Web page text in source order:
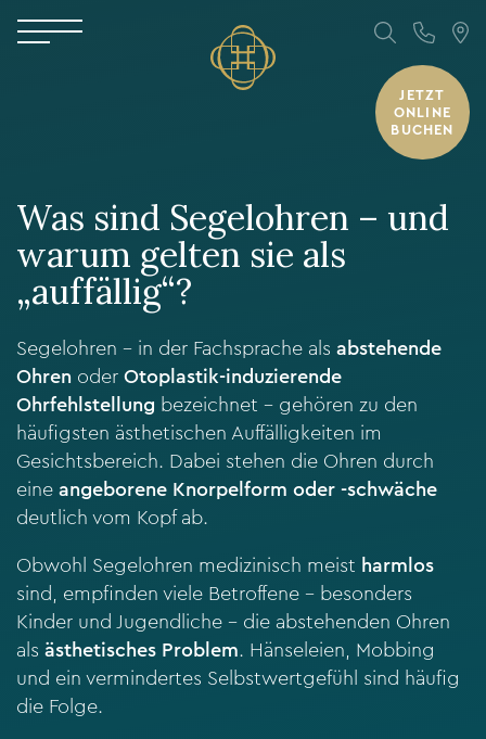
JETZT
ONLINE
BUCHEN
Was sind Segelohren – und
warum gelten sie als
„auffällig“?
Segelohren – in der Fachsprache als abstehende
Ohren oderOtoplastik-induzierende
Ohrfehlstellung bezeichnet – gehören zu den
häufigsten ästhetischen Auffälligkeiten im
Gesichtsbereich. Dabei stehen die Ohren durch
eineangeborene Knorpelform oder -schwäche
deutlich vom Kopf ab.
Obwohl Segelohren medizinisch meist harmlos
sind, empfinden viele Betroffene – besonders
Kinder und Jugendliche – die abstehenden Ohren
als ästhetisches Problem. Hänseleien, Mobbing
und ein vermindertes Selbstwertgefühl sind häufig
die Folge.